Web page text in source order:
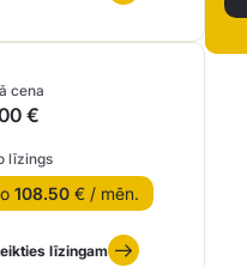
cena
€
līzings
108.50€ / mēn.
līzingam